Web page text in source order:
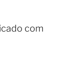
com